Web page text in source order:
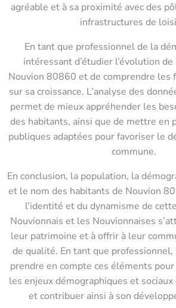
agréable et à sa proximité avec des
infrastructures de
En tant que professionnel de la
intéressant d’étudier l’évolution
Nouvion 80860 et de comprendre les
sur sa croissance. L’analyse des
permet de mieux appréhender les
des habitants, ainsi que de mettre en
publiques adaptées pour favoriser le
commune.
En conclusion, la population, la
et le nom des habitants de Nouvion
l’identité et du dynamisme de
Nouvionnais et les Nouvionnaises
leur patrimoine et à offrir à leur
de qualité. En tant que
prendre en compte ces éléments
les enjeux démographiques et
et contribuer ainsi à son